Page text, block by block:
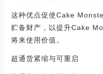
这种优点促使Cake
贮备财产，以提升Cake
将来使用价值。
超通货紧缩与可重启